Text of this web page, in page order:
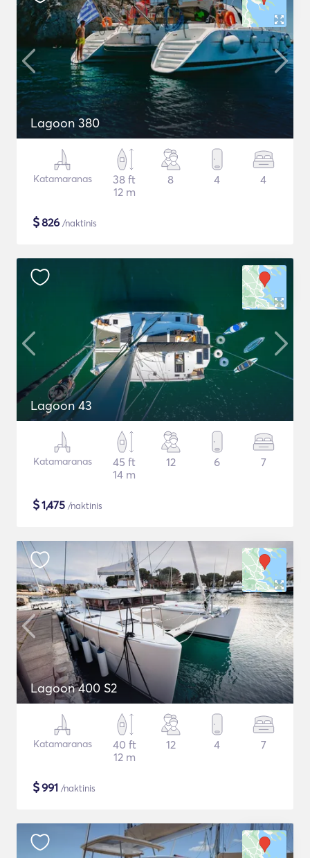
Lagoon 380
Katamaranas
38 ft
12 m
8 4 4
$826 /naktinis
Lagoon 43
Katamaranas
45 ft
14 m
12 6 7
$1,475 /naktinis
Lagoon 400 S2
Katamaranas
40 ft
12 m
12 4 7
$991 /naktinis